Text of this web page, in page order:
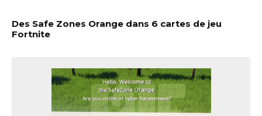
Des Safe Zones Orange dans 6 cartes de jeu
Fortnite